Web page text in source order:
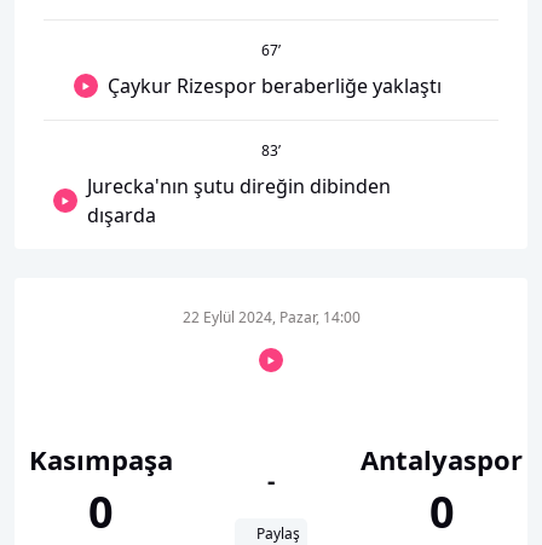
67’
Çaykur Rizespor beraberliğe yaklaştı
83’
Jurecka'nın şutu direğin dibinden
dışarda
Kasımpaşa
0
22 Eylül 2024, Pazar, 14:00
-
Paylaş
Antalyaspor
0